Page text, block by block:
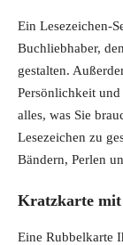
Ein Lesezeichen-
Buchliebhaber,
gestalten.
Persönlichkeit und
alles, was Sie
Lesezeichen zu
Bändern, Perlen
Kratzkarte
Eine Rubbelkarte